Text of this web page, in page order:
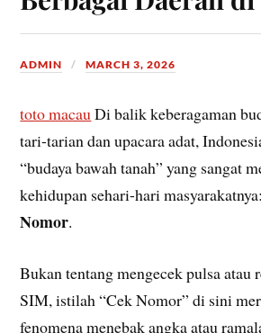
ADMIN MARCH 3, 2026
toto macauDi balik keberagaman
tari-tarian dan upacara adat,
“budaya bawah tanah” yang sangat
kehidupan sehari-hari
Nomor.
Bukan tentang mengecek pulsa atau
SIM, istilah “Cek Nomor” di sini
fenomena menebak angka atau